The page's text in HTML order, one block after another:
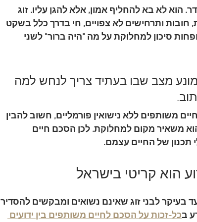
לא בא להחליף אמון, אלא להגן עליו. זוג
ותרחישים לא צפויים, חי בדרך כלל בשקט
סיכון למחלוקת על מה "היה ברור" לשני
מצב שבו בעתיד צריך לנחש למה
משותפים ללא נישואין פורמליים, חשוב להבין
משאיר מקום למחלוקת. לכן הסכם חיים
של החיים עצמם.
הוא קריטי בישראל
בעיקר לבני זוג שאינם נשואים ומבקשים להסדיר
בכל-זכות על הסכם לחיים משותפים בין ידועים